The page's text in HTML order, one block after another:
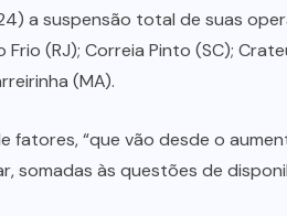
a suspensão total de suas
(RJ); Correia Pinto (SC);
(MA).
fatores, “que vão desde o
somadas às questões de